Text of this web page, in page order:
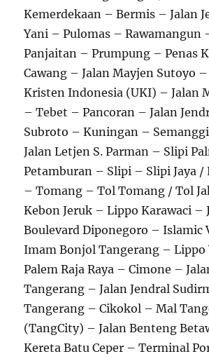
Kemerdekaan – Bermis – Jalan
Yani – Pulomas – Rawamangun
Panjaitan – Prumpung – Penas
Cawang – Jalan Mayjen Sutoyo
Kristen Indonesia (UKI) – Jalan
– Tebet – Pancoran – Jalan
Subroto – Kuningan –
Jalan Letjen S. Parman – Slipi
Petamburan – Slipi – Slipi Jaya /
– Tomang – Tol Tomang / Tol
Kebon Jeruk – Lippo Karawaci –
Boulevard Diponegoro – Islamic
Imam Bonjol Tangerang – Lippo
Palem Raja Raya – Cimone –
Tangerang – Jalan Jendral
Tangerang – Cikokol – Mal
(TangCity) – Jalan Benteng
Kereta Batu Ceper – Terminal